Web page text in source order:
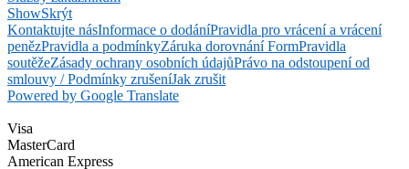
ShowSkrýt
Kontaktujte násInformace o dodáníPravidla pro vrácení a vrácení
penězPravidla a podmínkyZáruka dorovnání FormPravidla
soutěžeZásady ochrany osobních údajůPrávo na odstoupení od
smlouvy / Podmínky zrušeníJak zrušit
Powered by Google Translate
Visa
MasterCard
American Express